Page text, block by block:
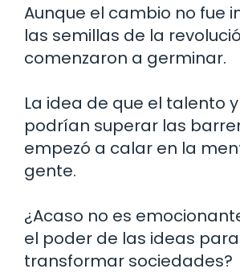
Aunque el cambio no fue
las semillas de la
comenzaron a germinar.
La idea de que el talento
podrían superar las
empezó a calar en la
gente.
¿Acaso no es
el poder de las ideas para
transformar sociedades?